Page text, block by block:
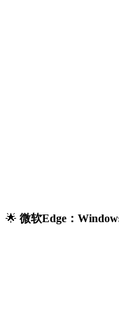
🌟 微软Edge：